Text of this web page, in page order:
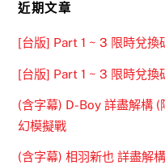
近期文章
[台版] Part 1 ~ 3 限時兌換
[台版] Part 1 ~ 3 限時兌換
(含字幕) D-Boy 詳盡解構 (
幻模擬戰
(含字幕) 相羽新也 詳盡解